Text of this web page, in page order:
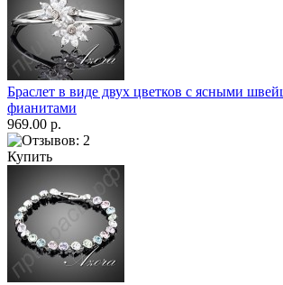
Браслет в виде двух цветков с ясными
фианитами
969.00 р.
Купить